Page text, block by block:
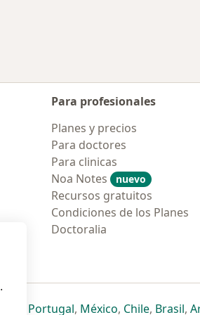
Para profesionales
Planes y precios
Para doctores
Para clinicas
Noa Notes
nuevo
Recursos gratuitos
Condiciones de los Planes
Doctoralia
pestaña
abre en una nueva pestaña
se abre en una nueva pestaña
Portugalse abre en una nueva
, Méxicose abre en una
, Chilese abre
, Brasilse
,